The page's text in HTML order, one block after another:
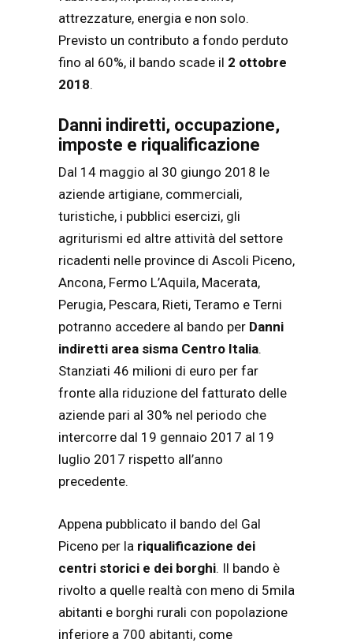
attrezzature, energia e non solo.
Previsto un contributo a fondo perduto
fino al 60%, il bando scade il 2 ottobre
2018.
Danni indiretti, occupazione,
imposte e riqualificazione
Dal 14 maggio al 30 giungo 2018 le
aziende artigiane, commerciali,
turistiche, i pubblici esercizi, gli
agriturismi ed altre attività del settore
ricadenti nelle province di Ascoli Piceno,
Ancona, Fermo L’Aquila, Macerata,
Perugia, Pescara, Rieti, Teramo e Terni
potranno accedere al bando per Danni
indiretti area sisma Centro Italia.
Stanziati 46 milioni di euro per far
fronte alla riduzione del fatturato delle
aziende pari al 30% nel periodo che
intercorre dal 19 gennaio 2017 al 19
luglio 2017 rispetto all’anno
precedente.
Appena pubblicato il bando del Gal
Piceno per la riqualificazione dei
centri storici e dei borghi. Il bando è
rivolto a quelle realtà con meno di 5mila
abitanti e borghi rurali con popolazione
inferiore a 700 abitanti, come